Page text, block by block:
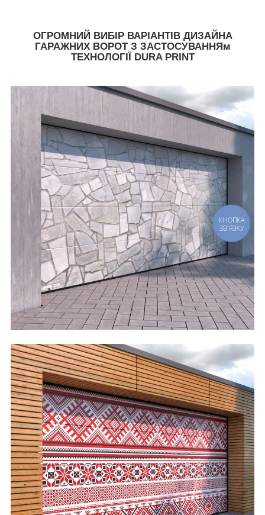
ОГРОМНИЙ ВИБІР ВАРІАНТІВ ДИЗАЙНА
ГАРАЖНИХ ВОРОТ З ЗАСТОСУВАННЯм
ТЕХНОЛОГІЇ DURA PRINT
КНОПКА
ЗВ'ЯЗКУ